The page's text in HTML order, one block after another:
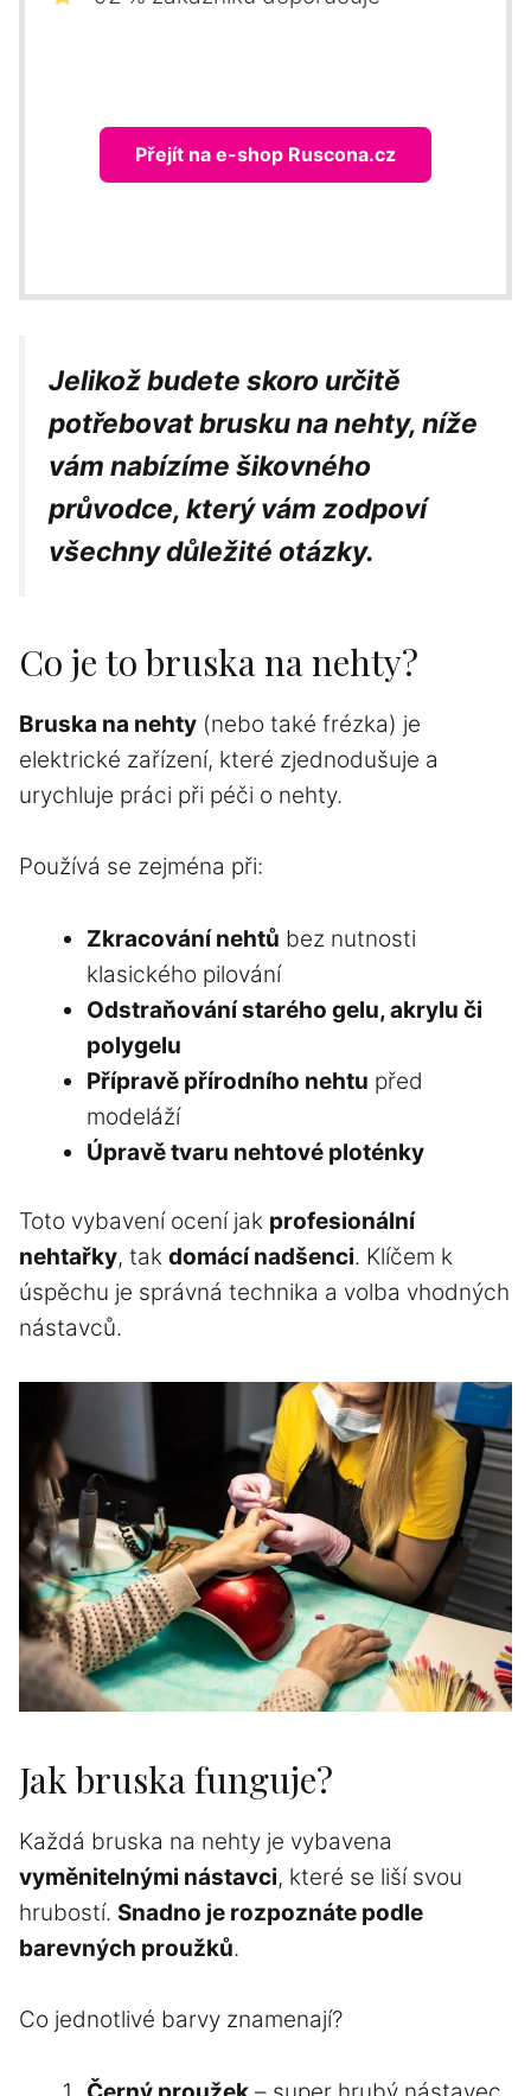
Přejít na e-shop Ruscona.cz
Jelikož budete skoro určitě
potřebovat brusku na nehty, níže
vám nabízíme šikovného
průvodce, který vám zodpoví
všechny důležité otázky.
Co je to bruska na nehty?
Bruska na nehty (nebo také frézka) je
elektrické zařízení, které zjednodušuje a
urychluje práci při péči o nehty.
Používá se zejména při:
Zkracování nehtů bez nutnosti
klasického pilování
Odstraňování starého gelu,akrylu či
polygelu
Přípravě přírodního nehtu před
modeláží
Úpravě tvaru nehtové ploténky
Toto vybavení ocení jak profesionální
nehtařky, tak domácí nadšenci. Klíčem k
úspěchu je správná technika a volba vhodných
nástavců.
Jak bruska funguje?
Každá bruska na nehty je vybavena
vyměnitelnými nástavci, které se liší svou
hrubostí. Snadno je rozpoznáte podle
barevných proužků.
Co jednotlivé barvy znamenají?